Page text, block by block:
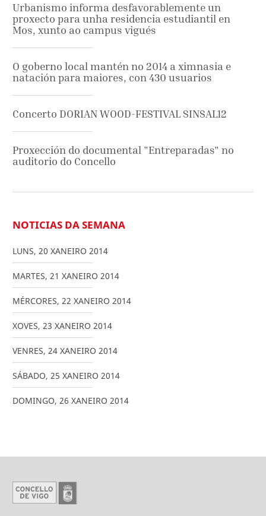
Urbanismo informa desfavorablemente un
proxecto para unha residencia estudiantil en
Mos, xunto ao campus vigués
O goberno local mantén no 2014 a ximnasia e
natación para maiores, con 430 usuarios
Concerto DORIAN WOOD-FESTIVAL SINSAL12
Proxección do documental "Entreparadas" no
auditorio do Concello
NOTICIAS DA SEMANA
LUNS, 20 XANEIRO 2014
MARTES, 21 XANEIRO 2014
MÉRCORES, 22 XANEIRO 2014
XOVES, 23 XANEIRO 2014
VENRES, 24 XANEIRO 2014
SÁBADO, 25 XANEIRO 2014
DOMINGO, 26 XANEIRO 2014